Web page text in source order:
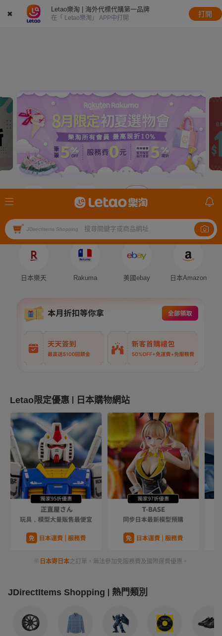
✖
Letao樂淘 | 海外代標代購第一品牌
在「 Letao樂淘」 APP中打開
打開
JDirectItems Shopping 搜尋關鍵字或商品網址
Auction
Fleamarket
Shopping
mercari
日本樂天 Rakuma 美國ebay 日本Amazon
Letao限定優惠 日本購物網站
※ 日本寄日本之訂單，無法參加免服務費及國際運費優惠。
JDirectItems Shopping 熱門類別